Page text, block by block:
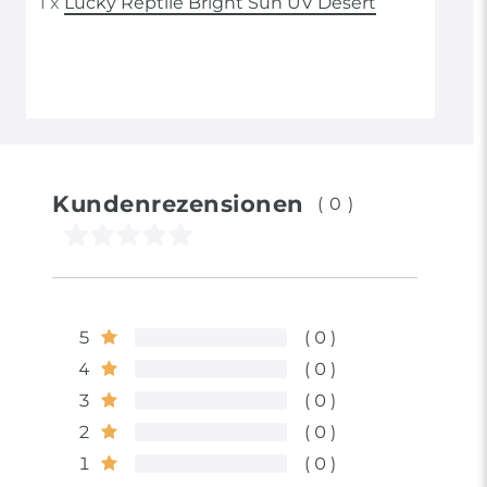
Kundenrezensionen (0)
5
0
4
0
3
0
2
0
1
0